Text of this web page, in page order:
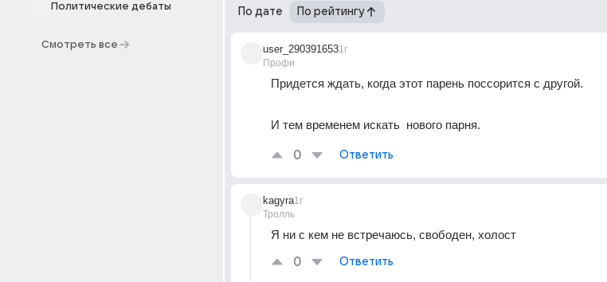
Политические дебаты
Смотреть все
По дате По рейтингу
user_290391653
Профи
1г
Придется ждать, когда этот парень поссорится с другой.
И тем временем искать  нового парня.
0 Ответить
kagyra
Тролль
1г
Я ни с кем не встречаюсь, свободен, холост
0 Ответить